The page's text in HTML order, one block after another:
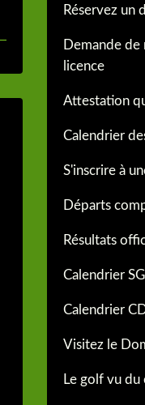
Réservez un
Demande
licence
Attestation
Calendrier
S'inscrire à
Départs
Résultats
Calendrier
Calendrier
Visitez le
Le golf vu du